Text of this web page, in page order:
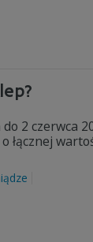
2 czerwca
łącznej